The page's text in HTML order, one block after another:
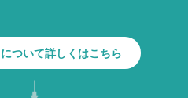
ついて詳しくはこちら